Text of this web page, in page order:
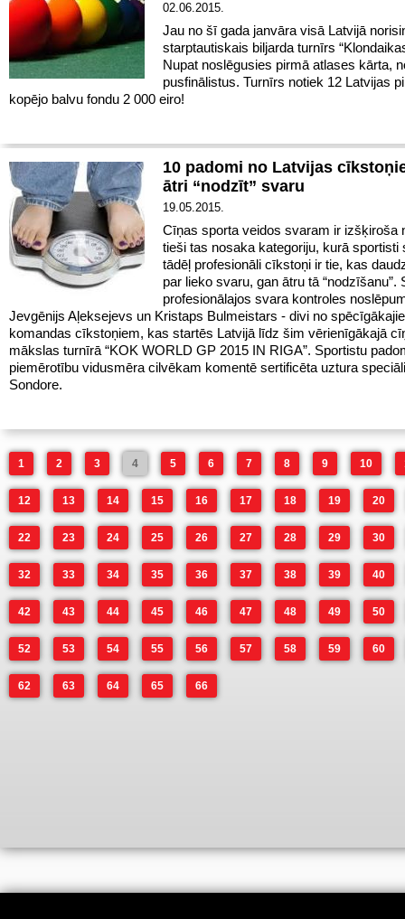
02.06.2015.
Jau no šī gada janvāra visā Latvijā
starptautiskais biljarda turnīrs
Nupat noslēgusies pirmā atlases kārta,
pusfinālistus. Turnīrs notiek 12 Latvijas
kopējo balvu fondu 2 000 eiro!
10 padomi no Latvijas
ātri “nodzīt” svaru
19.05.2015.
Cīņas sporta veidos svaram ir izšķiroša
tieši tas nosaka kategoriju, kurā sportisti
tādēļ profesionāli cīkstoņi ir tie, kas
par lieko svaru, gan ātru tā “nodzīšanu”.
profesionālajos svara kontroles
Jevgēnijs Aļeksejevs un Kristaps Bulmeistars - divi no
komandas cīkstoņiem, kas startēs Latvijā līdz šim vērienīgākajā
mākslas turnīrā “KOK WORLD GP 2015 IN RIGA”. Sportistu
piemērotību vidusmēra cilvēkam komentē sertificēta uztura
Sondore.
1 2 3 4 5 6 7 8 9 10
12 13 14 15 16 17 18 19 20
22 23 24 25 26 27 28 29 30
32 33 34 35 36 37 38 39 40
42 43 44 45 46 47 48 49 50
52 53 54 55 56 57 58 59 60
62 63 64 65 66